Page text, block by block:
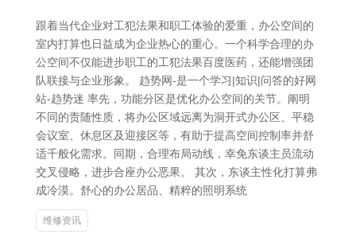
跟着当代企业对工犯法果和职工体验的爱重，办公空间的
室内打算也日益成为企业热心的重心。一个科学合理的办
公空间不仅能进步职工的工犯法果百度医药，还能增强团
队联接与企业形象。 趋势网-是一个学习|知识|问答的好网
站-趋势迷 率先，功能分区是优化办公空间的关节。阐明
不同的责随性质，将办公区域远离为洞开式办公区、平稳
会议室、休息区及迎接区等，有助于提高空间控制率并舒
适千般化需求。同期，合理布局动线，幸免东谈主员流动
交叉侵略，进步合座办公恶果。 其次，东谈主性化打算弗
成冷漠。舒心的办公居品、精粹的照明系统
维修资讯